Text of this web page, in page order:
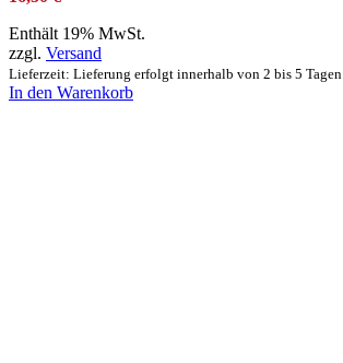
Enthält 19% MwSt.
zzgl. Versand
Lieferzeit: Lieferung erfolgt innerhalb von 2 bis 5 Tagen
In den Warenkorb